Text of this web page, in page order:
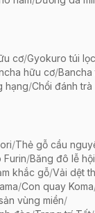
cơ/Gyokuro túi lọc
hữu cơ/Bancha
hạng/Chổi đánh trà
/Thẻ gỗ cầu
Furin/Băng đô lễ hội
khắc gỗ/Vải dệt
/Con quay Koma
vùng miền/